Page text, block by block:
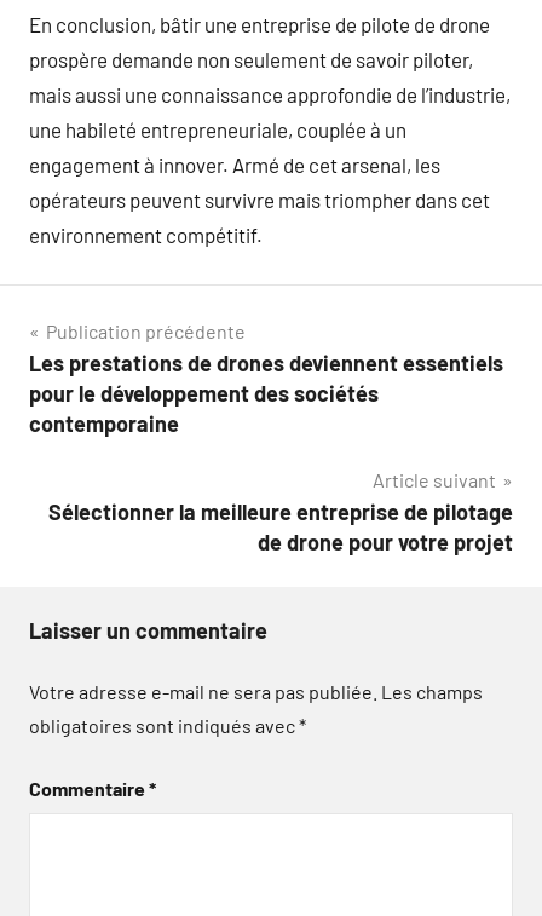
En conclusion, bâtir une entreprise de pilote de drone
prospère demande non seulement de savoir piloter,
mais aussi une connaissance approfondie de l’industrie,
une habileté entrepreneuriale, couplée à un
engagement à innover. Armé de cet arsenal, les
opérateurs peuvent survivre mais triompher dans cet
environnement compétitif.
Navigation
de
l’article
Publication précédente
Les prestations de drones deviennent essentiels
pour le développement des sociétés
contemporaine
Article suivant
Sélectionner la meilleure entreprise de pilotage
de drone pour votre projet
Laisser un commentaire
Votre adresse e-mail ne sera pas publiée. Les champs
obligatoires sont indiqués avec*
Commentaire*